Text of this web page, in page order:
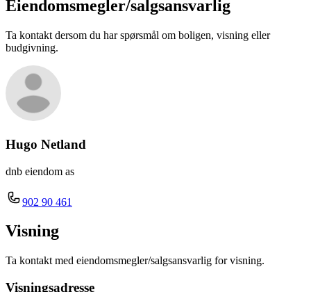
Eiendomsmegler/salgsansvarlig
Ta kontakt dersom du har spørsmål om boligen, visning eller
budgivning.
Hugo Netland
dnb eiendom as
902 90 461
Visning
Ta kontakt med eiendomsmegler/salgsansvarlig for visning.
Visningsadresse